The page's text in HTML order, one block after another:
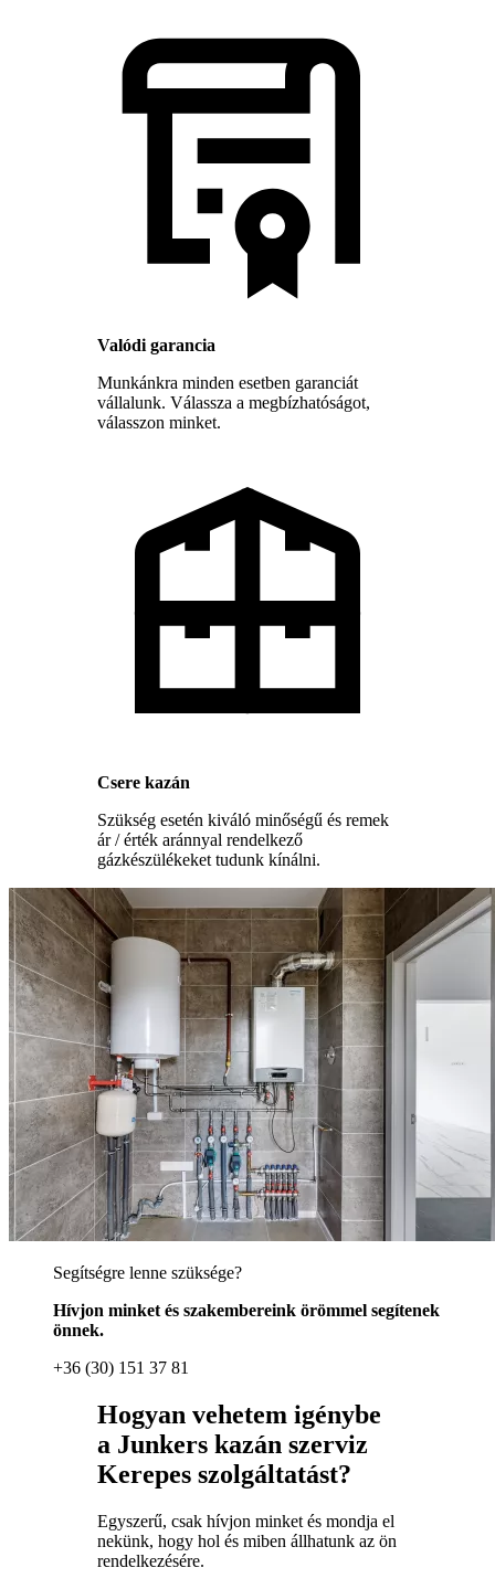
Valódi garancia
Munkánkra minden esetben garanciát
vállalunk. Válassza a megbízhatóságot,
válasszon minket.
Csere kazán
Szükség esetén kiváló minőségű és remek
ár / érték aránnyal rendelkező
gázkészülékeket tudunk kínálni.
Segítségre lenne szüksége?
Hívjon minket és szakembereink örömmel segítenek
önnek.
+36 (30) 151 37 81
Hogyan vehetem igénybe
a Junkers kazán szerviz
Kerepes szolgáltatást?
Egyszerű, csak hívjon minket és mondja el
nekünk, hogy hol és miben állhatunk az ön
rendelkezésére.